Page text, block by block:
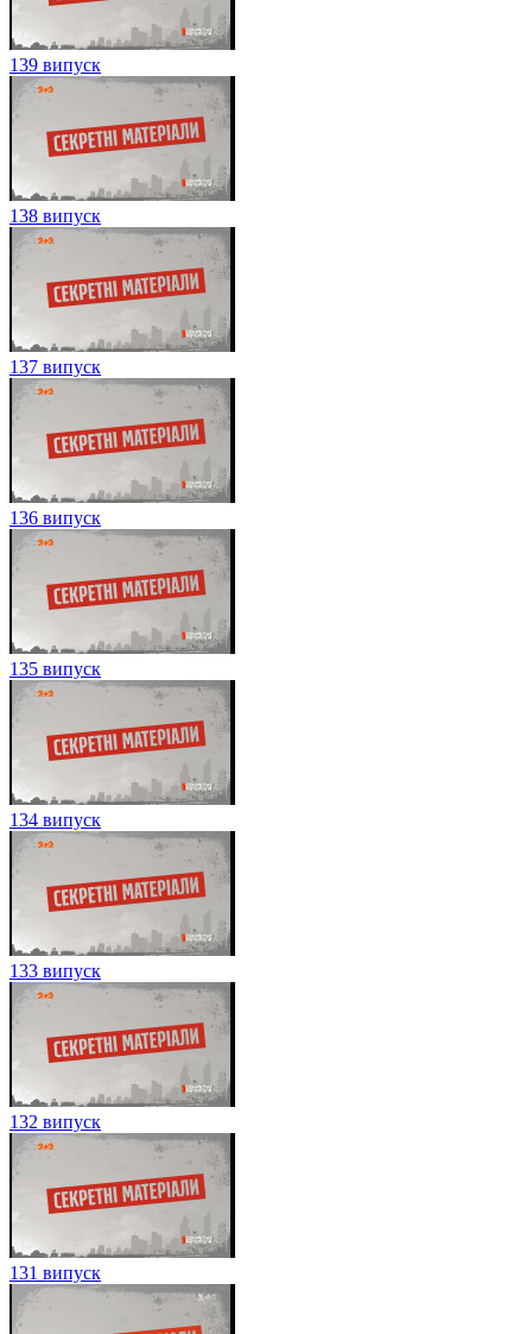
139 випуск
138 випуск
137 випуск
136 випуск
135 випуск
134 випуск
133 випуск
132 випуск
131 випуск